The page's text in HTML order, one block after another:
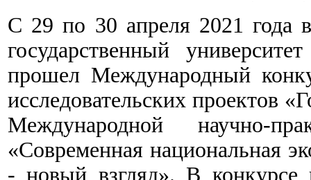
С 29 по 30 апреля 2021
государственный
прошел Международный
исследовательских проектов
Международной научно-
«Современная национальная
- новый взгляд». В конкурсе